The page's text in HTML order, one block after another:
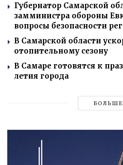
Губернатор Самарской
замминистра обороны
вопросы безопасности
В Самарской области
отопительному сезону
В Самаре готовятся к
летия города
БОЛЬШЕ